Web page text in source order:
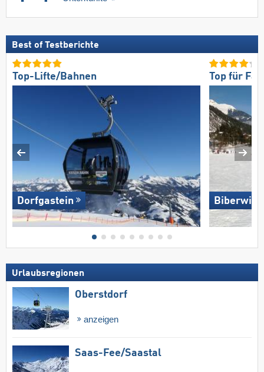
Best of Testberichte
Top-Lifte/Bahnen
Dorfgastein
Top für
Urlaubsregionen
Oberstdorf
anzeigen
Saas-Fee/​Saastal